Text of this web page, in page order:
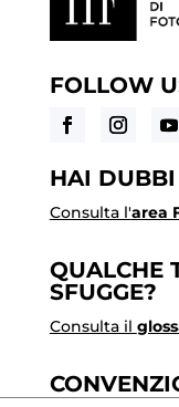
FOLLOW
HAI
Consulta l'area
QUALCHE
SFUGGE?
Consulta il